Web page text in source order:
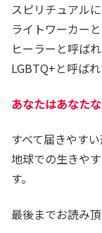
スピリチュアル
ライトワーカー
ヒーラーと呼ば
LGBTQ+と呼ば
あなたはあなた
すべて届きやす
地球での生きや
す。
最後までお読み